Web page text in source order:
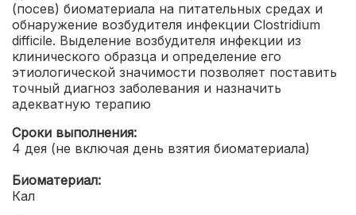
(посев) биоматериала на питательных средах и
обнаружение возбудителя инфекции Clostridium
difficile. Выделение возбудителя инфекции из
клинического образца и определение его
этиологической значимости позволяет поставить
точный диагноз заболевания и назначить
адекватную терапию
Сроки выполнения:
4 дея (не включая день взятия биоматериала)
Биоматериал:
Кал